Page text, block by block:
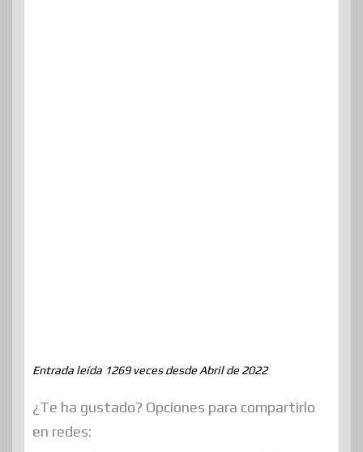
Entrada leída 1269 veces desde Abril de 2022
¿Te ha gustado? Opciones para compartirlo
en redes: